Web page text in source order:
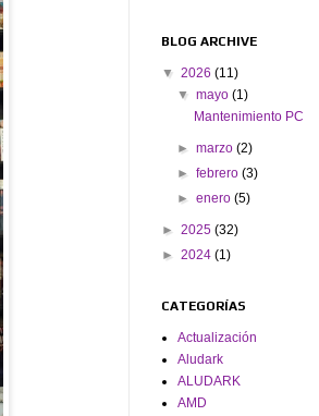
BLOG ARCHIVE
▼ 2026 (11)
▼mayo(1)
Mantenimiento PC
►marzo(2)
►febrero(3)
►enero(5)
► 2025 (32)
► 2024 (1)
CATEGORÍAS
Actualización
Aludark
ALUDARK
AMD